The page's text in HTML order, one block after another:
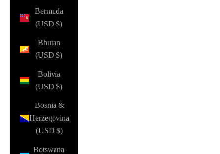
Bermuda
(USD $)
Bhutan
(USD $)
Bolivia
(USD $)
Bosnia &
Herzegovina
(USD $)
Botswana